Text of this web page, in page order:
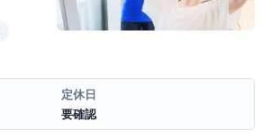
定休日
要確認